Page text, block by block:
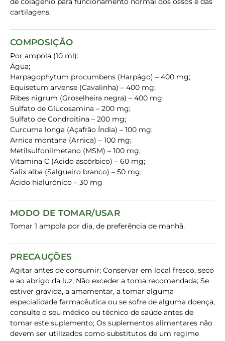
cartilagens.
COMPOSIÇÃO
Por ampola (10 ml):
Água;
Harpagophytum procumbens (Harpágo) – 400 mg;
Equisetum arvense (Cavalinha) – 400 mg;
Ribes nigrum (Groselheira negra) – 400 mg;
Sulfato de Glucosamina – 200 mg;
Sulfato de Condroitina – 200 mg;
Curcuma longa (Açafrão Índia) – 100 mg;
Arnica montana (Arnica) – 100 mg;
Metilsulfonilmetano (MSM) – 100 mg;
Vitamina C (Acido ascórbico) – 60 mg;
Salix alba (Salgueiro branco) – 50 mg;
Ácido hialurónico – 30 mg
MODO DE TOMAR/USAR
Tomar 1 ampola por dia, de preferência de manhã.
PRECAUÇÕES
Agitar antes de consumir; Conservar em local fresco, seco
e ao abrigo da luz; Não exceder a toma recomendada; Se
estiver grávida, a amamentar, a tomar alguma
especialidade farmacêutica ou se sofre de alguma doença,
consulte o seu médico ou técnico de saúde antes de
tomar este suplemento; Os suplementos alimentares não
devem ser utilizados como substitutos de um regime